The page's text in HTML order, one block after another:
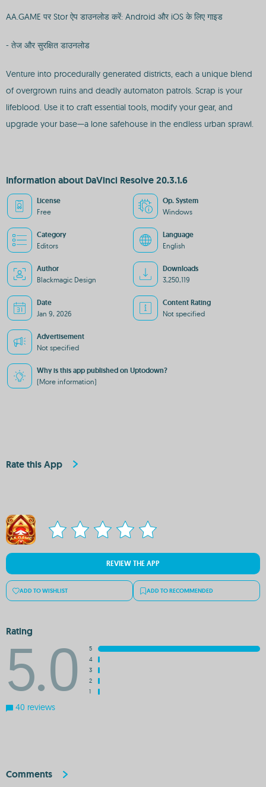
AA.GAME पर Stor ऐप डाउनलोड करें: Android और iOS के लिए गाइड
- तेज और सुरक्षित डाउनलोड
Venture into procedurally generated districts, each a unique blend
of overgrown ruins and deadly automaton patrols. Scrap is your
lifeblood. Use it to craft essential tools, modify your gear, and
upgrade your base—a lone safehouse in the endless urban sprawl.
Information about DaVinci Resolve 20.3.1.6
License
Free
Op. System
Windows
Category
Editors
Language
English
Author
Blackmagic Design
Downloads
3,250,119
Date
Jan 9, 2026
Content Rating
Not specified
Advertisement
Not specified
Why is this app published on Uptodown?
(More information)
Rate this App
REVIEW THE APP
ADD TO WISHLIST ADD TO RECOMMENDED
Rating
5.0
5
4
3
2
1
40 reviews
Comments